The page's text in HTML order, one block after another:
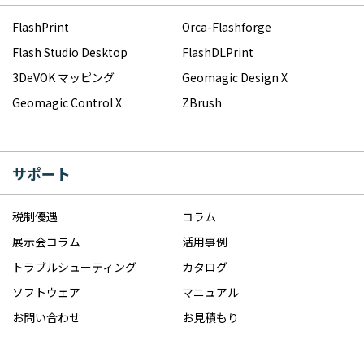
FlashPrint
Orca-Flashforge
Flash Studio Desktop
FlashDLPrint
3DeVOK マッピング
Geomagic Design X
Geomagic Control X
ZBrush
サポート
税制優遇
コラム
展示会コラム
活用事例
トラブルシューティング
カタログ
ソフトウェア
マニュアル
お問い合わせ
お見積もり